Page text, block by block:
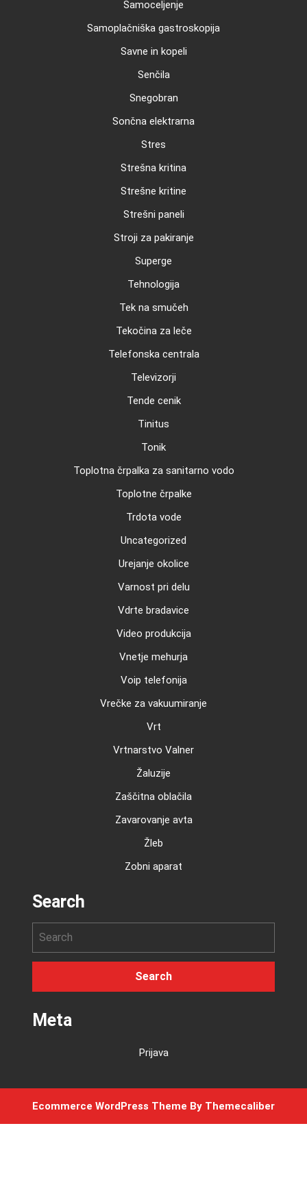
Samoceljenje
Samoplačniška gastroskopija
Savne in kopeli
Senčila
Snegobran
Sončna elektrarna
Stres
Strešna kritina
Strešne kritine
Strešni paneli
Stroji za pakiranje
Superge
Tehnologija
Tek na smučeh
Tekočina za leče
Telefonska centrala
Televizorji
Tende cenik
Tinitus
Tonik
Toplotna črpalka za sanitarno vodo
Toplotne črpalke
Trdota vode
Uncategorized
Urejanje okolice
Varnost pri delu
Vdrte bradavice
Video produkcija
Vnetje mehurja
Voip telefonija
Vrečke za vakuumiranje
Vrt
Vrtnarstvo Valner
Žaluzije
Zaščitna oblačila
Zavarovanje avta
Žleb
Zobni aparat
Search
Meta
Prijava
Ecommerce WordPress Theme By Themecaliber